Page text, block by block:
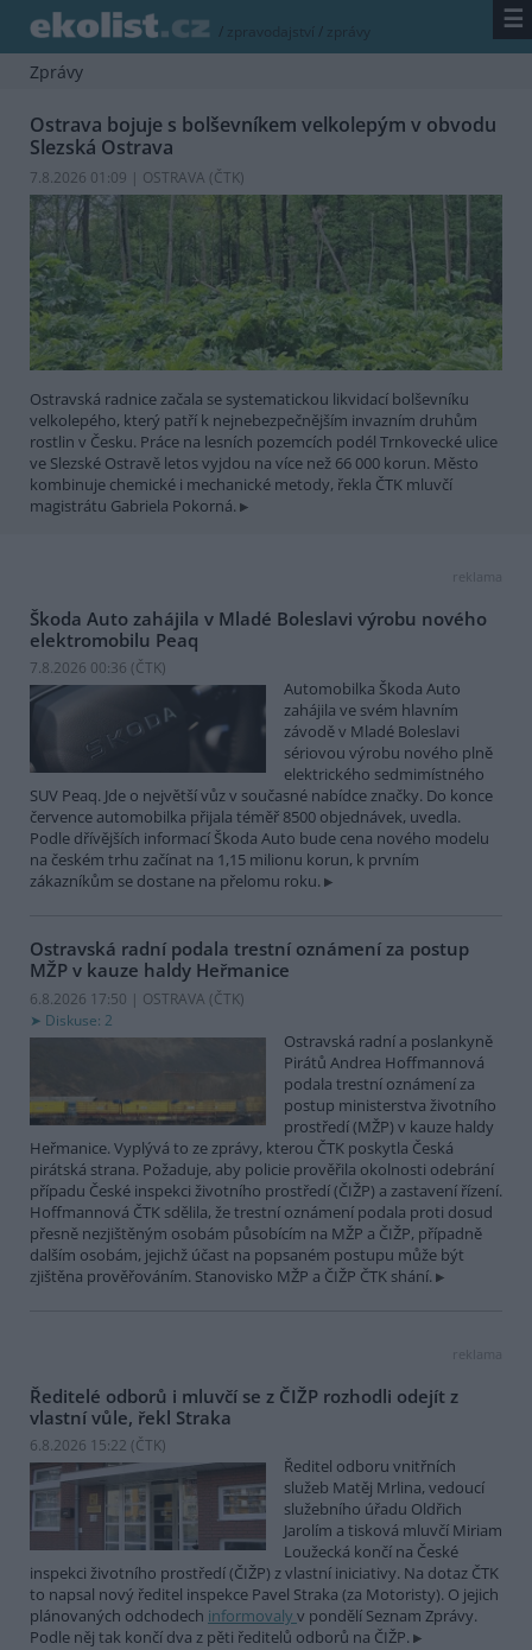
/ zpravodajství / zprávy ☰
Zprávy
Ostrava bojuje s bolševníkem velkolepým v obvodu
Slezská Ostrava
7.8.2026 01:09 | OSTRAVA (ČTK)
Ostravská radnice začala se systematickou likvidací bolševníku
velkolepého, který patří k nejnebezpečnějším invazním druhům
rostlin v Česku. Práce na lesních pozemcích podél Trnkovecké ulice
ve Slezské Ostravě letos vyjdou na více než 66 000 korun. Město
kombinuje chemické i mechanické metody, řekla ČTK mluvčí
magistrátu Gabriela Pokorná.
reklama
Škoda Auto zahájila v Mladé Boleslavi výrobu nového
elektromobilu Peaq
7.8.2026 00:36 (ČTK)
Automobilka Škoda Auto
zahájila ve svém hlavním
závodě v Mladé Boleslavi
sériovou výrobu nového plně
elektrického sedmimístného
SUV Peaq. Jde o největší vůz v současné nabídce značky. Do konce
července automobilka přijala téměř 8500 objednávek, uvedla.
Podle dřívějších informací Škoda Auto bude cena nového modelu
na českém trhu začínat na 1,15 milionu korun, k prvním
zákazníkům se dostane na přelomu roku.
Ostravská radní podala trestní oznámení za postup
MŽP v kauze haldy Heřmanice
6.8.2026 17:50 | OSTRAVA (ČTK)
Diskuse: 2
Ostravská radní a poslankyně
Pirátů Andrea Hoffmannová
podala trestní oznámení za
postup ministerstva životního
prostředí (MŽP) v kauze haldy
Heřmanice. Vyplývá to ze zprávy, kterou ČTK poskytla Česká
pirátská strana. Požaduje, aby policie prověřila okolnosti odebrání
případu České inspekci životního prostředí (ČIŽP) a zastavení řízení.
Hoffmannová ČTK sdělila, že trestní oznámení podala proti dosud
přesně nezjištěným osobám působícím na MŽP a ČIŽP, případně
dalším osobám, jejichž účast na popsaném postupu může být
zjištěna prověřováním. Stanovisko MŽP a ČIŽP ČTK shání.
reklama
Ředitelé odborů i mluvčí se z ČIŽP rozhodli odejít z
vlastní vůle, řekl Straka
6.8.2026 15:22 (ČTK)
Ředitel odboru vnitřních
služeb Matěj Mrlina, vedoucí
služebního úřadu Oldřich
Jarolím a tisková mluvčí Miriam
Loužecká končí na České
inspekci životního prostředí (ČIŽP) z vlastní iniciativy. Na dotaz ČTK
to napsal nový ředitel inspekce Pavel Straka (za Motoristy). O jejich
plánovaných odchodech informovaly v pondělí Seznam Zprávy.
Podle něj tak končí dva z pěti ředitelů odborů na ČIŽP.